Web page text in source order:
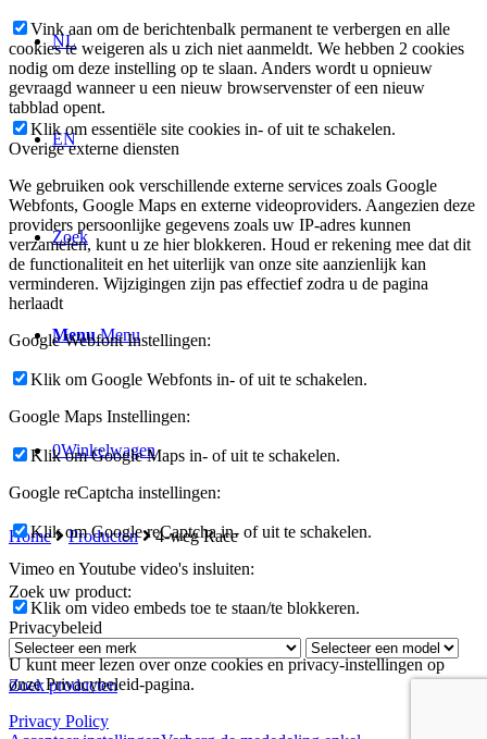
NL
EN
Zoek
Menu Menu
0Winkelwagen
Home Producten 4-weg Race
Zoek uw product:
Zoek producten
Vink aan om de berichtenbalk permanent te verbergen en alle
cookies te weigeren als u zich niet aanmeldt. We hebben 2 cookies
nodig om deze instelling op te slaan. Anders wordt u opnieuw
gevraagd wanneer u een nieuw browservenster of een nieuw
tabblad opent.
Klik om essentiële site cookies in- of uit te schakelen.
Overige externe diensten
We gebruiken ook verschillende externe services zoals Google
Webfonts, Google Maps en externe videoproviders. Aangezien deze
providers persoonlijke gegevens zoals uw IP-adres kunnen
verzamelen, kunt u ze hier blokkeren. Houd er rekening mee dat dit
de functionaliteit en het uiterlijk van onze site aanzienlijk kan
verminderen. Wijzigingen zijn pas effectief zodra u de pagina
herlaadt
Google Webfont Instellingen:
Klik om Google Webfonts in- of uit te schakelen.
Google Maps Instellingen:
Klik om Google Maps in- of uit te schakelen.
Google reCaptcha instellingen:
Klik om Google reCaptcha in- of uit te schakelen.
Vimeo en Youtube video's insluiten:
Klik om video embeds toe te staan/te blokkeren.
Privacybeleid
U kunt meer lezen over onze cookies en privacy-instellingen op
onze Privacybeleid-pagina.
Privacy Policy